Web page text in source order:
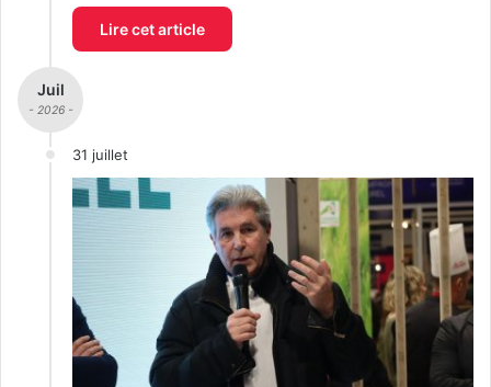
Lire cet article
Juil
- 2026 -
31 juillet